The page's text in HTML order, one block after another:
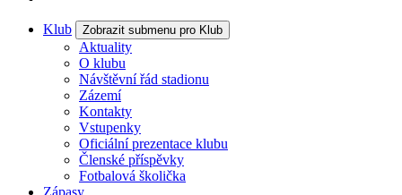
Klub Zobrazit submenu pro Klub
Aktuality
O klubu
Návštěvní řád stadionu
Zázemí
Kontakty
Vstupenky
Oficiální prezentace klubu
Členské příspěvky
Fotbalová školička
Zápasy